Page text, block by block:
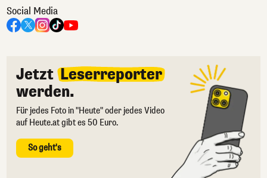
Social Media
Jetzt Leserreporter
werden.
Für jedes Foto in "Heute" oder jedes Video
auf Heute.at gibt es 50 Euro.
So geht's